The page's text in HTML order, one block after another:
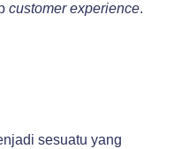
customer experience.
sesuatu yang